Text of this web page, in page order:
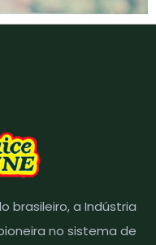
brasileiro, a Indústria
no sistema de